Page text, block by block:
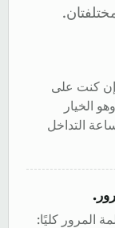
إن كنت على
الخيار
التداخل
المرور كليًا: